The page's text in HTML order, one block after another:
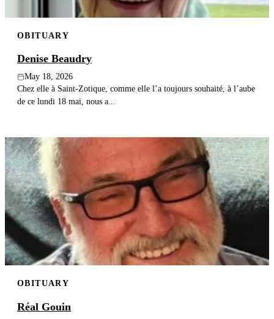
OBITUARY
Denise Beaudry
May 18, 2026
Chez elle à Saint-Zotique, comme elle l’a toujours souhaité, à l’aube
de ce lundi 18 mai, nous a...
OBITUARY
Réal Gouin